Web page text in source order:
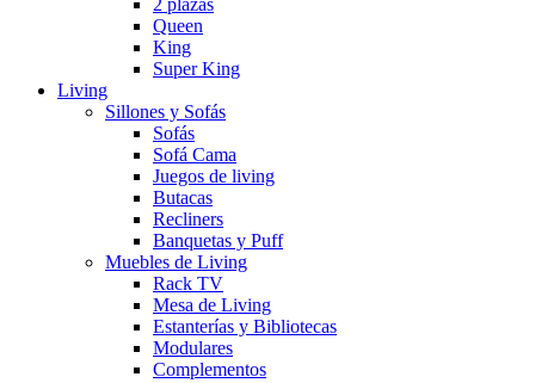
2 plazas
Queen
King
Super King
Living
Sillones y Sofás
Sofás
Sofá Cama
Juegos de living
Butacas
Recliners
Banquetas y Puff
Muebles de Living
Rack TV
Mesa de Living
Estanterías y Bibliotecas
Modulares
Complementos